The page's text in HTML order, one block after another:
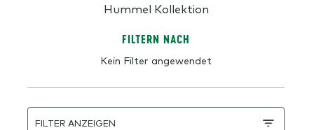
FILTERN NACH
Kein Filter angewendet
FILTER ANZEIGEN
Hummel Kollektion